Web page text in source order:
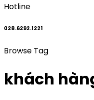
Hotline
028.6292.1221
Browse Tag
khách